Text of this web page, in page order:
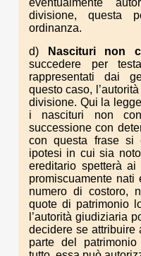
divisione, questa
ordinanza.
d)
Nascituri non
succedere per
rappresentati dai
questo caso,
divisione. Qui la
i nascituri non
successione con
con questa frase si
ipotesi in cui sia
ereditario spetterà
promiscuamente nati
numero di costoro,
quote di patrimonio
l’autorità giudiziaria
decidere se attribuire
parte del